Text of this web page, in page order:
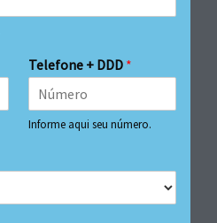
Telefone + DDD *
Informe aqui seu número.